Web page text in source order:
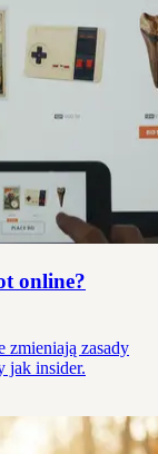
online?
zasady
jak insider.